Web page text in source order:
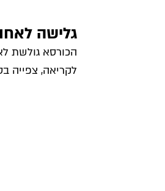
גלישה
הכורסא גולשת
לקריאה, צפייה